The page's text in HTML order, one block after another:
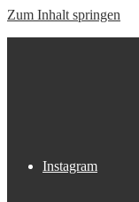
Zum Inhalt springen
Instagram